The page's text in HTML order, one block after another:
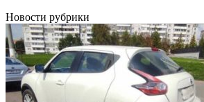
Новости рубрики